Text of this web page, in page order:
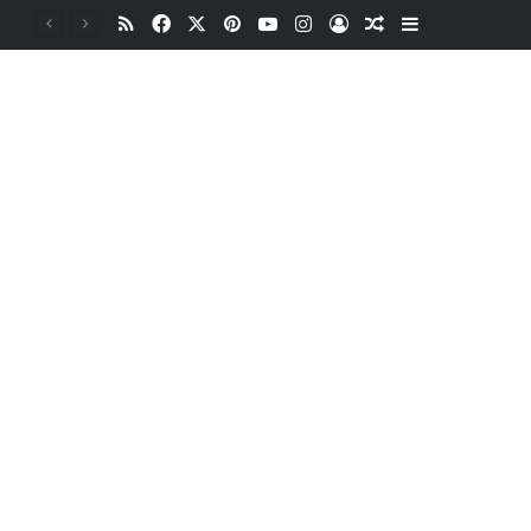
RSSFacebookPinterestYouTubeInstagramOturum aç
Rastgele Makale
Kenar